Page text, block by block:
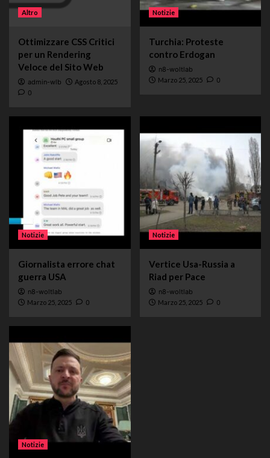
Altro
Ottimizzare CSS Critici
per un Rendering
Veloce del Sito Web
admin-wlb Agosto 8, 2025
0
Notizie
Turchia: Proteste
contro Erdogan
n8-woltlab
Marzo 25, 2025 0
Notizie
Giornalista errore chat
guerra USA
n8-woltlab
Marzo 25, 2025 0
Notizie
Vertice Usa-Russia a
Riad per Pace
n8-woltlab
Marzo 25, 2025 0
Notizie